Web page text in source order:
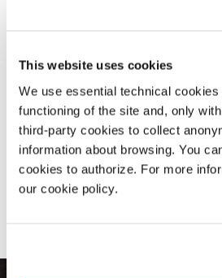
This website uses cookies
We use essential technical
functioning of the site and, only
third-party cookies to collect
information about browsing. You
cookies to authorize. For more
our cookie policy.
ACQUISTO ONLINE
SEDI ESPOSITIVE E SERVIZI PER IL
VISITA DI GRUPPO